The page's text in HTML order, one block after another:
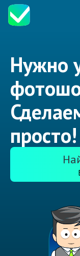
Нужно
просто!